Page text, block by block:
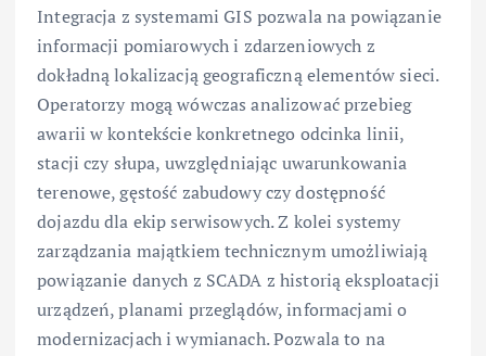
Integracja z systemami GIS pozwala na powiązanie
informacji pomiarowych i zdarzeniowych z
dokładną lokalizacją geograficzną elementów sieci.
Operatorzy mogą wówczas analizować przebieg
awarii w kontekście konkretnego odcinka linii,
stacji czy słupa, uwzględniając uwarunkowania
terenowe, gęstość zabudowy czy dostępność
dojazdu dla ekip serwisowych. Z kolei systemy
zarządzania majątkiem technicznym umożliwiają
powiązanie danych z SCADA z historią eksploatacji
urządzeń, planami przeglądów, informacjami o
modernizacjach i wymianach. Pozwala to na